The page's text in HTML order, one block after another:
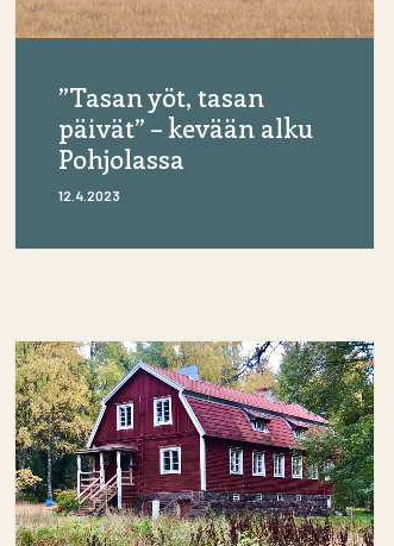
”Tasan yöt, tasan
päivät” – kevään alku
Pohjolassa
12.4.2023